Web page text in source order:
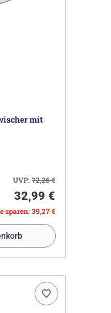
mit
UVP:72,26€
32,99 €
sparen: 39,27 €